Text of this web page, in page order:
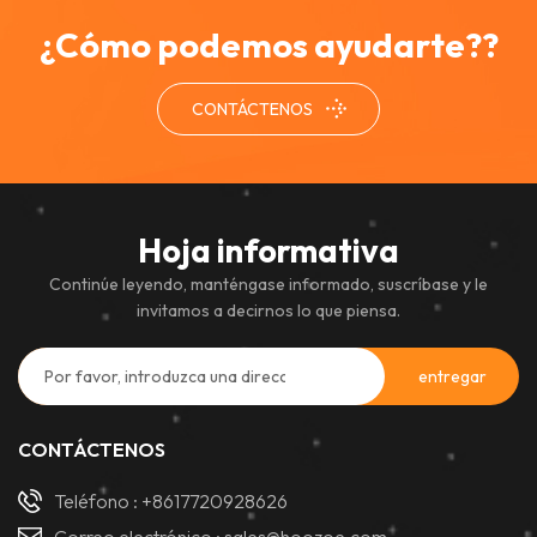
un rendimiento en cualquier
clima, incluso bajo techo.
¿Cómo podemos ayudarte??
CONTÁCTENOS
Hoja informativa
Continúe leyendo, manténgase informado, suscríbase y le
invitamos a decirnos lo que piensa.
CONTÁCTENOS
Teléfono : +8617720928626